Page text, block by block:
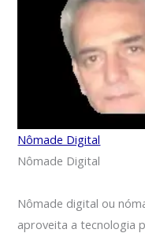
Nômade Digital
Nômade Digital
Nômade digital ou
aproveita a tecnologia